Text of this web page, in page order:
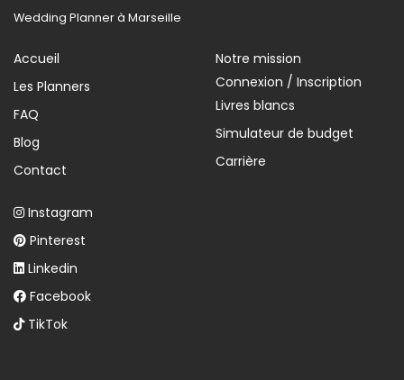
Wedding Planner à Marseille
Accueil
Les Planners
FAQ
Blog
Contact
Notre mission
Connexion / Inscription
Livres blancs
Simulateur de budget
Carrière
Instagram
Pinterest
Linkedin
Facebook
TikTok